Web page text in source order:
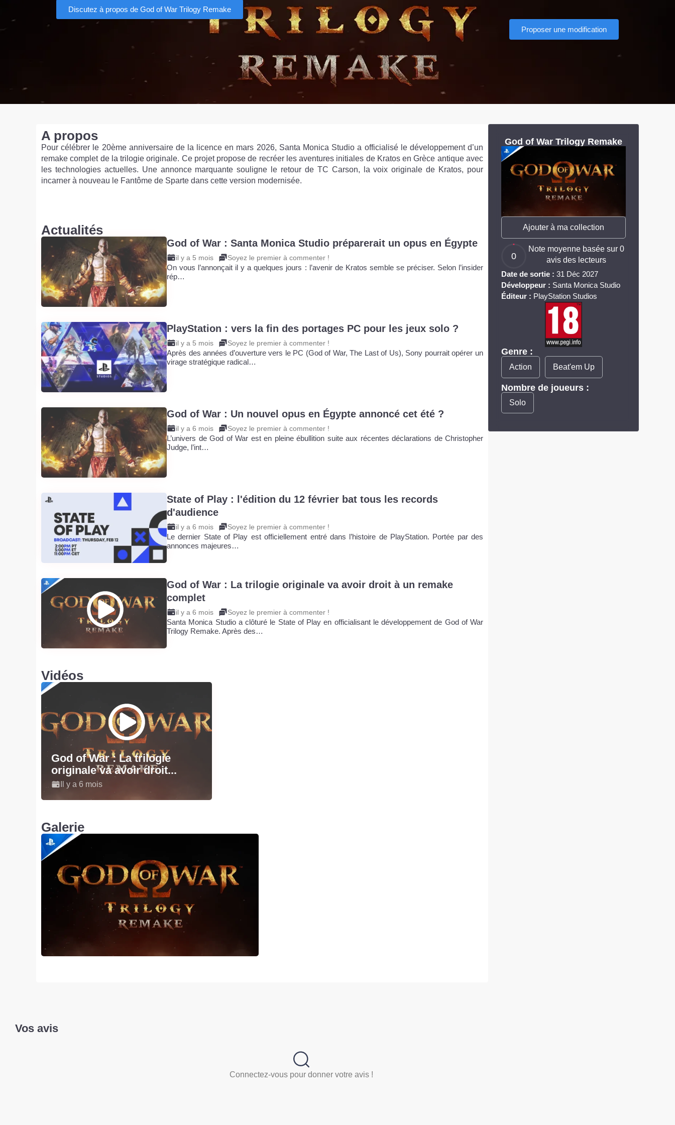
Discutez à propos de God of War Trilogy Remake
Proposer une modification
A propos
Pour célébrer le 20ème anniversaire de la licence en mars 2026, Santa Monica Studio a officialisé le développement d’un
remake complet de la trilogie originale. Ce projet propose de recréer les aventures initiales de Kratos en Grèce antique avec
les technologies actuelles. Une annonce marquante souligne le retour de TC Carson, la voix originale de Kratos, pour
incarner à nouveau le Fantôme de Sparte dans cette version modernisée.
Actualités
God of War : Santa Monica Studio préparerait un opus en Égypte
il y a 5 mois Soyez le premier à commenter !
On vous l’annonçait il y a quelques jours : l’avenir de Kratos semble se préciser. Selon l’insider
rép…
PlayStation : vers la fin des portages PC pour les jeux solo ?
il y a 5 mois Soyez le premier à commenter !
Après des années d’ouverture vers le PC (God of War, The Last of Us), Sony pourrait opérer un
virage stratégique radical…
God of War : Un nouvel opus en Égypte annoncé cet été ?
il y a 6 mois Soyez le premier à commenter !
L’univers de God of War est en pleine ébullition suite aux récentes déclarations de Christopher
Judge, l’int…
State of Play : l'édition du 12 février bat tous les records
d'audience
il y a 6 mois Soyez le premier à commenter !
Le dernier State of Play est officiellement entré dans l’histoire de PlayStation. Portée par des
annonces majeures…
God of War : La trilogie originale va avoir droit à un remake
complet
il y a 6 mois Soyez le premier à commenter !
Santa Monica Studio a clôturé le State of Play en officialisant le développement de God of War
Trilogy Remake. Après des…
Vidéos
God of War : La trilogie
originale va avoir droit...
Il y a 6 mois
Galerie
God of War Trilogy Remake
Ajouter à ma collection
0
Note moyenne basée sur 0
avis des lecteurs
Date de sortie : 31 Déc 2027
Développeur : Santa Monica Studio
Éditeur : PlayStation Studios
Genre :
Action Beat'em Up
Nombre de joueurs :
Solo
Vos avis
Connectez-vous pour donner votre avis !